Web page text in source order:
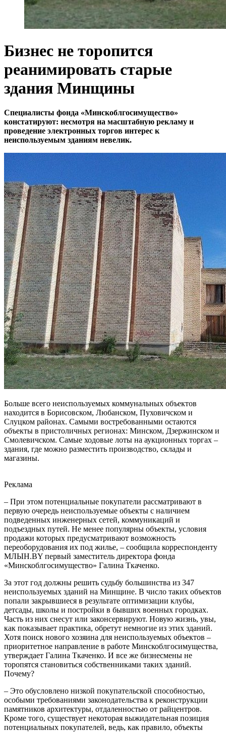
Бизнес не торопится
реанимировать старые
здания Минщины
Специалисты фонда «Минскоблгосимущество»
констатируют: несмотря на масштабную рекламу и
проведение электронных торгов интерес к
неиспользуемым зданиям невелик.
Больше всего неиспользуемых коммунальных объектов
находится в Борисовском, Любанском, Пуховичском и
Слуцком районах. Самыми востребованными остаются
объекты в пристоличных регионах: Минском, Дзержинском и
Смолевичском. Самые ходовые лоты на аукционных торгах –
здания, где можно разместить производство, склады и
магазины.
Реклама
– При этом потенциальные покупатели рассматривают в
первую очередь неиспользуемые объекты с наличием
подведенных инженерных сетей, коммуникаций и
подъездных путей. Не менее популярны объекты, условия
продажи которых предусматривают возможность
переоборудования их под жилье, – сообщила корреспонденту
МЛЫН.BY первый заместитель директора фонда
«Минскоблгос­имущество» Галина Ткаченко.
За этот год должны решить судьбу большинства из 347
неиспользуемых зданий на Минщине. В число таких объектов
попали закрывшиеся в результате оптимизации клубы,
детсады, школы и постройки в бывших военных городках.
Часть из них снесут или законсервируют. Новую жизнь, увы,
как показывает практика, обретут немногие из этих зданий.
Хотя поиск нового хозяина для неиспользуемых объектов –
приоритетное направление в работе Минскоблгосимущества,
утверждает Галина Ткаченко. И все же бизнесмены не
торопятся становиться собственниками таких зданий.
Почему?
– Это обусловлено низкой покупательской способностью,
особыми требованиями законодательства к реконструкции
памятников архитектуры, отдаленностью от райцентров.
Кроме того, существует некоторая выжидательная позиция
потенциальных покупателей, ведь, как правило, объекты